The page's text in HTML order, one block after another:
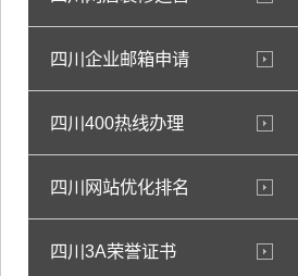
四川企业邮箱申请
四川400热线办理
四川网站优化排名
四川3A荣誉证书